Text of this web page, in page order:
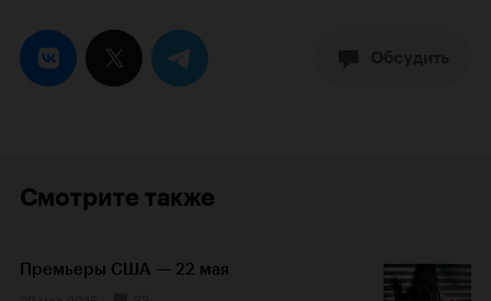
Смотрите также
Премьеры США — 22 мая